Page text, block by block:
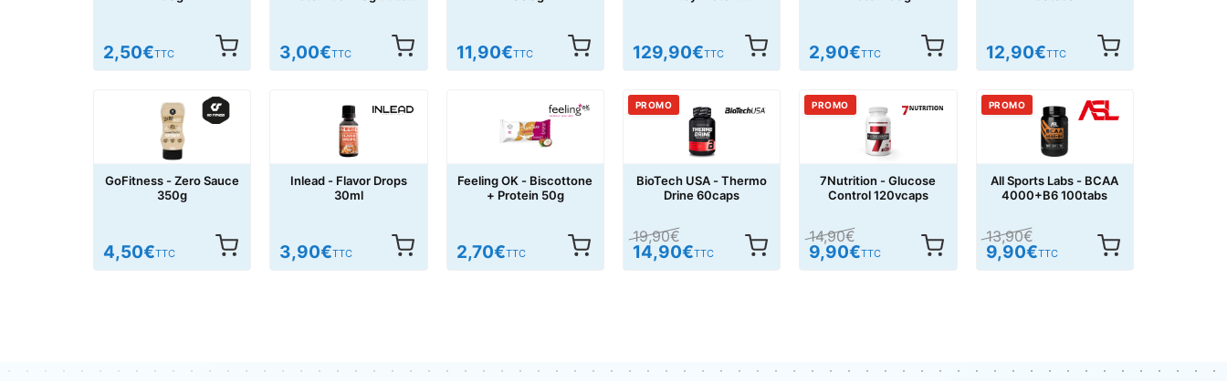
2,50€TTC 3,00€TTC 11,90€TTC 129,90€TTC 2,90€TTC 12,90€TTC
GoFitness - Zero Sauce
350g
4,50€TTC
Inlead - Flavor Drops
30ml
3,90€TTC
Feeling OK - Biscottone
+ Protein 50g
2,70€TTC
PROMO
BioTech USA - Thermo
Drine 60caps
19,90€
14,90€TTC
PROMO
7Nutrition - Glucose
Control 120vcaps
14,90€
9,90€TTC
PROMO
All Sports Labs - BCAA
4000+B6 100tabs
13,90€
9,90€TTC